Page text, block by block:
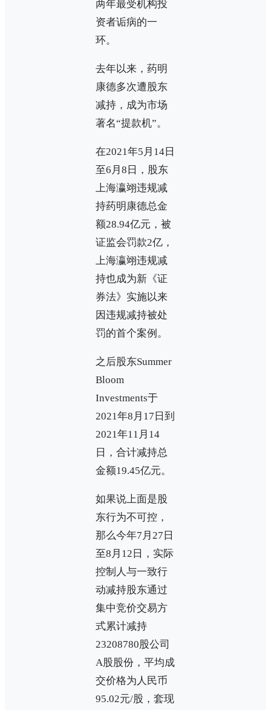
两年最受机构投
资者诟病的一
环。
去年以来，药明
康德多次遭股东
减持，成为市场
著名“提款机”。
在2021年5月14日
至6月8日，股东
上海瀛翊违规减
持药明康德总金
额28.94亿元，被
证监会罚款2亿，
上海瀛翊违规减
持也成为新《证
券法》实施以来
因违规减持被处
罚的首个案例。
之后股东Summer
Bloom
Investments于
2021年8月17日到
2021年11月14
日，合计减持总
金额19.45亿元。
如果说上面是股
东行为不可控，
那么今年7月27日
至8月12日，实际
控制人与一致行
动减持股东通过
集中竞价交易方
式累计减持
23208780股公司
A股股份，平均成
交价格为人民币
95.02元/股，套现